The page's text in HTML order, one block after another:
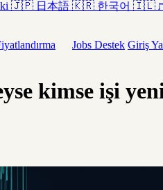
🇯🇵 日本語 🇰🇷 한국어 🇮🇱
Jobs Destek Giriş
kimse işi